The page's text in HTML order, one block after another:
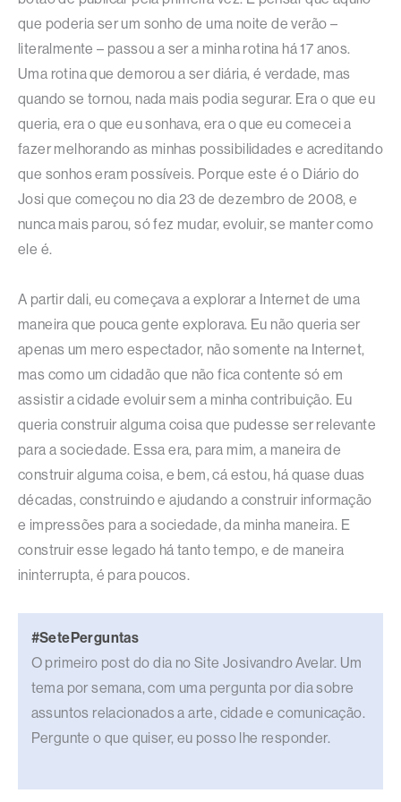
que poderia ser um sonho de uma noite de verão –
literalmente – passou a ser a minha rotina há 17 anos.
Uma rotina que demorou a ser diária, é verdade, mas
quando se tornou, nada mais podia segurar. Era o que eu
queria, era o que eu sonhava, era o que eu comecei a
fazer melhorando as minhas possibilidades e acreditando
que sonhos eram possíveis. Porque este é o Diário do
Josi que começou no dia 23 de dezembro de 2008, e
nunca mais parou, só fez mudar, evoluir, se manter como
ele é.
A partir dali, eu começava a explorar a Internet de uma
maneira que pouca gente explorava. Eu não queria ser
apenas um mero espectador, não somente na Internet,
mas como um cidadão que não fica contente só em
assistir a cidade evoluir sem a minha contribuição. Eu
queria construir alguma coisa que pudesse ser relevante
para a sociedade. Essa era, para mim, a maneira de
construir alguma coisa, e bem, cá estou, há quase duas
décadas, construindo e ajudando a construir informação
e impressões para a sociedade, da minha maneira. E
construir esse legado há tanto tempo, e de maneira
ininterrupta, é para poucos.
#SetePerguntas
O primeiro post do dia no Site Josivandro Avelar. Um
tema por semana, com uma pergunta por dia sobre
assuntos relacionados a arte, cidade e comunicação.
Pergunte o que quiser, eu posso lhe responder.